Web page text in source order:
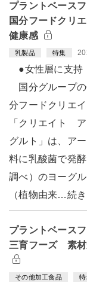
プラントベース
国分フードクリ
健康感
乳製品 特集
●女性層に支持
国分グループの
分フードクリエ
「クリエイト
グルト」は、ア
料に乳酸菌で発
調べ）のヨーグ
（植物由来…続
プラントベース
三育フーズ 素材
その他加工食品